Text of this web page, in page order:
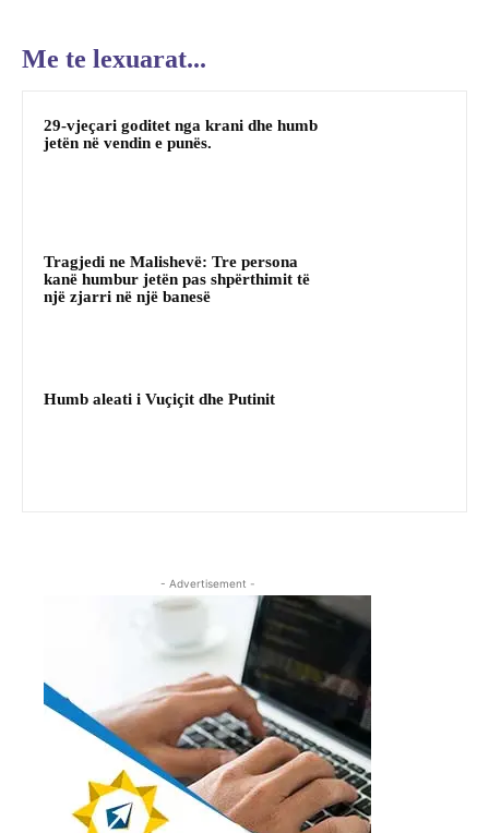
Me te lexuarat...
29-vjeçari goditet nga krani dhe humb
jetën në vendin e punës.
Tragjedi ne Malishevë: Tre persona
kanë humbur jetën pas shpërthimit të
një zjarri në një banesë
Humb aleati i Vuçiçit dhe Putinit
- Advertisement -